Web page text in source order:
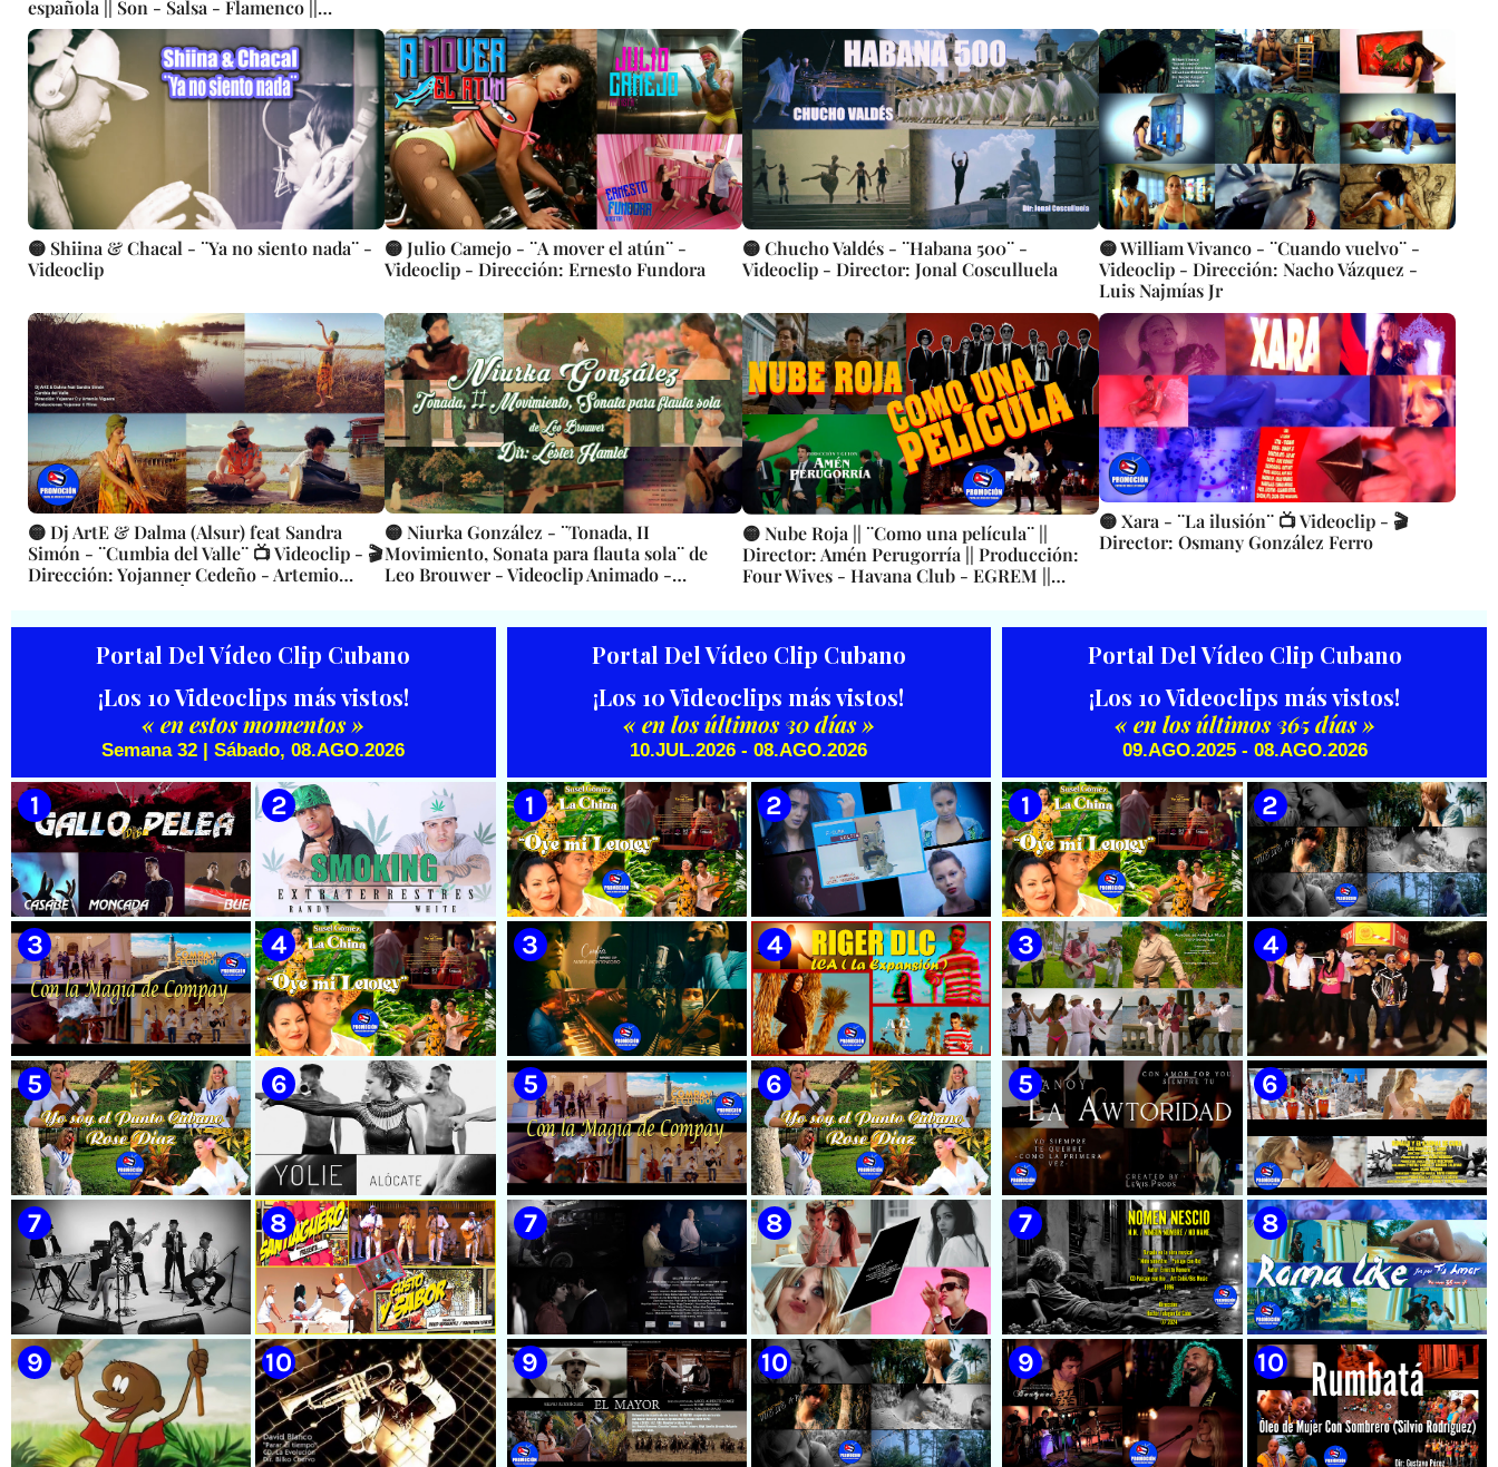
española || Son - Salsa - Flamenco ||
Videoclip || CUBA
🟡 Shiina & Chacal - ¨Ya no siento nada¨ -
Videoclip
🟡 Julio Camejo - ¨A mover el atún¨ -
Videoclip - Dirección: Ernesto Fundora
🟡 Chucho Valdés - ¨Habana 500¨ -
Videoclip - Director: Jonal Cosculluela
🟡 William Vivanco - ¨Cuando vuelvo¨ -
Videoclip - Dirección: Nacho Vázquez -
Luis Najmías Jr
🟡 Dj ArtE & Dalma (Alsur) feat Sandra
Simón - ¨Cumbia del Valle¨ 📺 Videoclip - 🎬
Dirección: Yojanner Cedeño - Artemio
🟡 Niurka González - ¨Tonada, II
Movimiento, Sonata para flauta sola¨ de
Leo Brouwer - Videoclip Animado -
🟡 Nube Roja || ¨Como una película¨ ||
Director: Amén Perugorría || Producción:
Four Wives - Havana Club - EGREM ||
🟡 Xara - ¨La ilusión¨ 📺 Videoclip - 🎬
Director: Osmany González Ferro
Portal Del Vídeo Clip Cubano
¡Los 10 Videoclips más vistos!
« en estos momentos »
Semana 32 | Sábado, 08.AGO.2026
🟡 Casabe & Moncada & Buena
Fe - ¨Gallo de pelea¨ - Videoclip
- Dirección: Omar Leyva
🟡 Randy & White -
Extraterrestres - ¨Smoking¨ -
Videoclip - Dirección: Pepe
Salom
🟡 Grupo Compay Segundo ||
¨Con La Magia de Compay¨ ||
Música popular tradicional
cubana || Videoclip || CUBA
🟡 Susel Gómez (La China) ||
¨Oye Mi Leloley¨ || Director:
Onelio Jesús Larralde González
|| Música popular bailable
cubana || Videoclip || CUBA
🟡 Rose Díaz || ¨Yo soy el Punto
Cubano¨ (Autores: Celina
González y Reutilio
Domínguez) || Director:
Yuliades Mariño Cabello ||
Música popular tradicional
cubana - Punto Cubano -
Punto Guajiro || Videoclip ||
CUBA
🟡 Yolie - ¨Alócate¨ - Videoclip
- Dirección: Pedro Vázquez
🟡 Lázaro Valdés & Bamboleo -
¨Necesito tiempo¨ - Videoclip -
🟡 Septeto Santiaguero -
¨Gusto y Sabor¨ - Videoclip -
Portal Del Vídeo Clip Cubano
¡Los 10 Videoclips más vistos!
« en los últimos 30 días »
10.JUL.2026 - 08.AGO.2026
🟡 Susel Gómez (La China) ||
¨Oye Mi Leloley¨ || Director:
Onelio Jesús Larralde González
|| Música popular bailable
cubana || Videoclip || CUBA
🟡 F-CUBA - ¨Solita¨ -
Videoclip - Director: Asiel
Babastro
🟡 María Montenegro -
¨Confía¨ 📺 Videoclip. CUBA
🟡 Riger DLC || ¨LCA ( La
Expansión )¨ || Director: Dani
A.R || Música cubana || Videoclip
|| CUBA
🟡 Grupo Compay Segundo ||
¨Con La Magia de Compay¨ ||
Música popular tradicional
cubana || Videoclip || CUBA
🟡 Rose Díaz || ¨Yo soy el Punto
Cubano¨ (Autores: Celina
González y Reutilio
Domínguez) || Director:
Yuliades Mariño Cabello ||
Música popular tradicional
cubana - Punto Cubano -
Punto Guajiro || Videoclip ||
CUBA
🟡 Beatriz Márquez - ¨Mujer
Bayamesa¨ 📺 Videoclip - 🎬
🟡 July Roby || ¨Contigo o sin tí¨
|| Videoclip || Música Urbana
Portal Del Vídeo Clip Cubano
¡Los 10 Videoclips más vistos!
« en los últimos 365 días »
09.AGO.2025 - 08.AGO.2026
🟡 Susel Gómez (La China) ||
¨Oye Mi Leloley¨ || Director:
Onelio Jesús Larralde González
|| Música popular bailable
cubana || Videoclip || CUBA
🟢 Pirro | ¨Vuelve a mi¨ |
Videoclip | Música Urbana
Cubana | Artistas Cubanos |
Canción | CUBA
🟡 Tico González - ¨Aunque se
pare la mula¨ - Videoclip -
Dirección: John Meriles -
Roberto C. González
🔴 Osmani García & Varios
Artistas | ¨Chupi Chupi¨ |
Director: Joel Guilian |
Videoclip | Música Urbana
Cubana | Artistas Cubanos |
Canción | CUBA
🟢 Hanoy La Awtoridad |
¨Siempre Tú¨ | Director:
LEWIS.PRODS | Videoclip |
Música Urbana Cubana |
Artistas Cubanos | Canción |
CUBA
🟡 Ronald & El Karnal de Cuba
- ¨Que bonito es el amor¨ 📺
Videoclip - 🎬 Director: Andros
Barroso
🟢 Paisaje con Río | NOMEN
NESCIO, basado en la obra
🟡 Roma Like - ¨Fue por tu
amor¨ 📺 Videoclip - 🎬